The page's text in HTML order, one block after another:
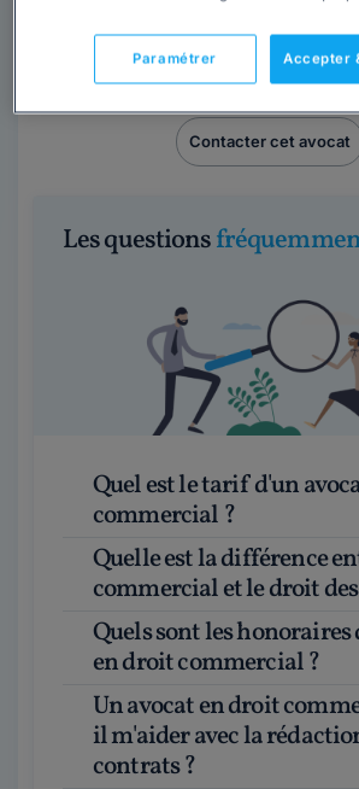
Maître Pascal ALIX /
Paris,Paris 17ème,
Contacter cet avocat
Les questions
Quel est le tarif d'un avocat en droit
commercial ?
Quelle est la différence entre le droit
commercial et le droit
Quels sont les honoraires d'un avocat
en droit commercial ?
Un avocat en droit commercial peut-
il m'aider avec la
contrats ?
Accepter
Paramétrer